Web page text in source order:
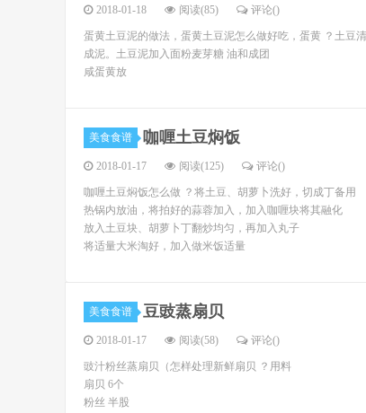
2018-01-18 阅读(85) 评论()
蛋黄土豆泥的做法，蛋黄土豆泥怎么做好吃，蛋黄 ？土豆
成泥。土豆泥加入面粉麦芽糖 油和成团
咸蛋黄放
美食食谱 咖喱土豆焖饭
2018-01-17 阅读(125) 评论()
咖喱土豆焖饭怎么做 ？将土豆、胡萝卜洗好，切成丁备用
热锅内放油，将拍好的蒜蓉加入，加入咖喱块将其融化
放入土豆块、胡萝卜丁翻炒均匀，再加入丸子
将适量大米淘好，加入做米饭适量
美食食谱 豆豉蒸扇贝
2018-01-17 阅读(58) 评论()
豉汁粉丝蒸扇贝（怎样处理新鲜扇贝 ？用料
扇贝 6个
粉丝 半股